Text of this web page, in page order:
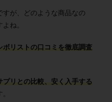
が、どのような商品なの
ね。
リストの口コミを徹底調査
プリとの比較、安く入手する